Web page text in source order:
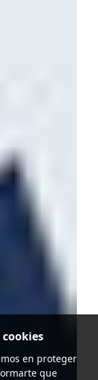
en proteger
que